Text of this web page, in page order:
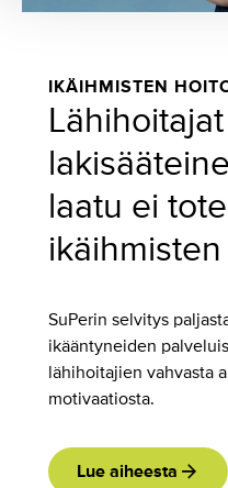
IKÄIHMISTEN
laatu ei
SuPerin selvitys
ikääntyneiden
lähihoitajien vahvasta
motivaatiosta.
Lue aiheesta